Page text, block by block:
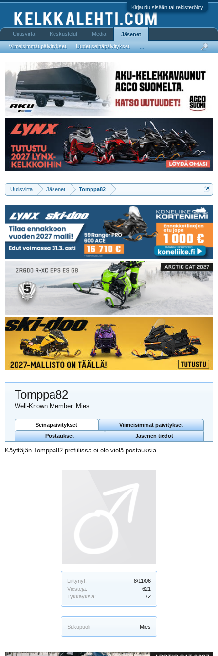
Kirjaudu sisään tai rekisteröidy
Uutisvirta Jäsenet Tomppa82
Liittynyt:
8/11/06
Viestejä:
621
Tykkäyksiä:
72
Sukupuoli: Mies
Tomppa82
Well-Known Member, Mies
Seinäpäivitykset
Viimeisimmät päivitykset
Postaukset
Jäsenen tiedot
Käyttäjän Tomppa82 profiilissa ei ole vielä postauksia.
Uutisvirta Keskustelut Media Jäsenet
Viimeisimmät päivitykset Uudet seinäpäivitykset